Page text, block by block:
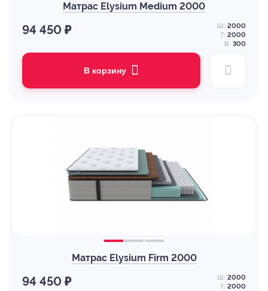
Матрас Elysium Medium 2000
94 450 ₽ Ш: 2000
Г: 2000
В: 300
В корзину
Матрас Elysium Firm 2000
94 450 ₽ Ш: 2000
Г: 2000